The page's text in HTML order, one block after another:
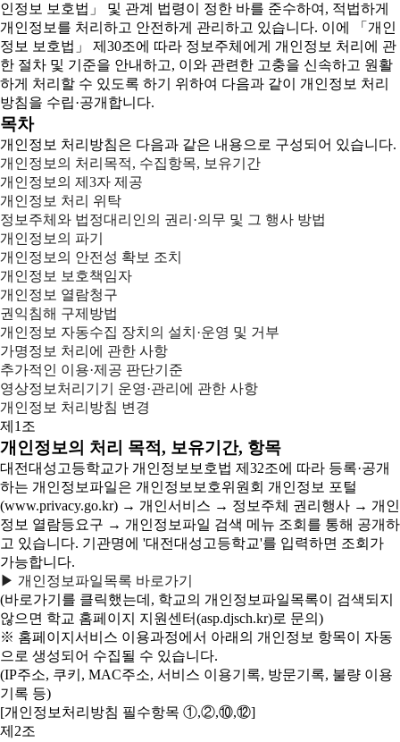
인정보 보호법」 및 관계 법령이 정한 바를 준수하여, 적법하게
개인정보를 처리하고 안전하게 관리하고 있습니다. 이에 「개인
정보 보호법」 제30조에 따라 정보주체에게 개인정보 처리에 관
한 절차 및 기준을 안내하고, 이와 관련한 고충을 신속하고 원활
하게 처리할 수 있도록 하기 위하여 다음과 같이 개인정보 처리
방침을 수립·공개합니다.
목차
개인정보 처리방침은 다음과 같은 내용으로 구성되어 있습니다.
개인정보의 처리목적, 수집항목, 보유기간
개인정보의 제3자 제공
개인정보 처리 위탁
정보주체와 법정대리인의 권리·의무 및 그 행사 방법
개인정보의 파기
개인정보의 안전성 확보 조치
개인정보 보호책임자
개인정보 열람청구
권익침해 구제방법
개인정보 자동수집 장치의 설치·운영 및 거부
가명정보 처리에 관한 사항
추가적인 이용·제공 판단기준
영상정보처리기기 운영·관리에 관한 사항
개인정보 처리방침 변경
제1조
개인정보의 처리 목적, 보유기간, 항목
대전대성고등학교가 개인정보보호법 제32조에 따라 등록·공개
하는 개인정보파일은 개인정보보호위원회 개인정보 포털
(www.privacy.go.kr) → 개인서비스 → 정보주체 권리행사 → 개인
정보 열람등요구 → 개인정보파일 검색 메뉴 조회를 통해 공개하
고 있습니다. 기관명에 '대전대성고등학교'를 입력하면 조회가
가능합니다.
▶ 개인정보파일목록 바로가기
(바로가기를 클릭했는데, 학교의 개인정보파일목록이 검색되지
않으면 학교 홈페이지 지원센터(asp.djsch.kr)로 문의)
※ 홈페이지서비스 이용과정에서 아래의 개인정보 항목이 자동
으로 생성되어 수집될 수 있습니다.
(IP주소, 쿠키, MAC주소, 서비스 이용기록, 방문기록, 불량 이용
기록 등)
[개인정보처리방침 필수항목 ①,②,⑩,⑫]
제2조